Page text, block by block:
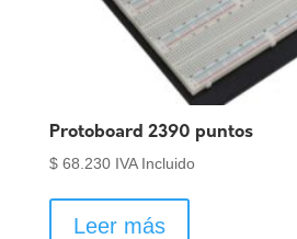
Protoboard 2390 puntos
$68.230 IVA Incluido
Leer más